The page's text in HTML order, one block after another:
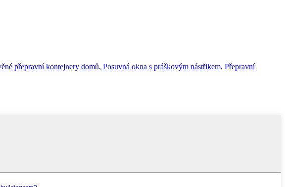
přepravní kontejnery domů, Posuvná okna s práškovým nástřikem, Přepravní